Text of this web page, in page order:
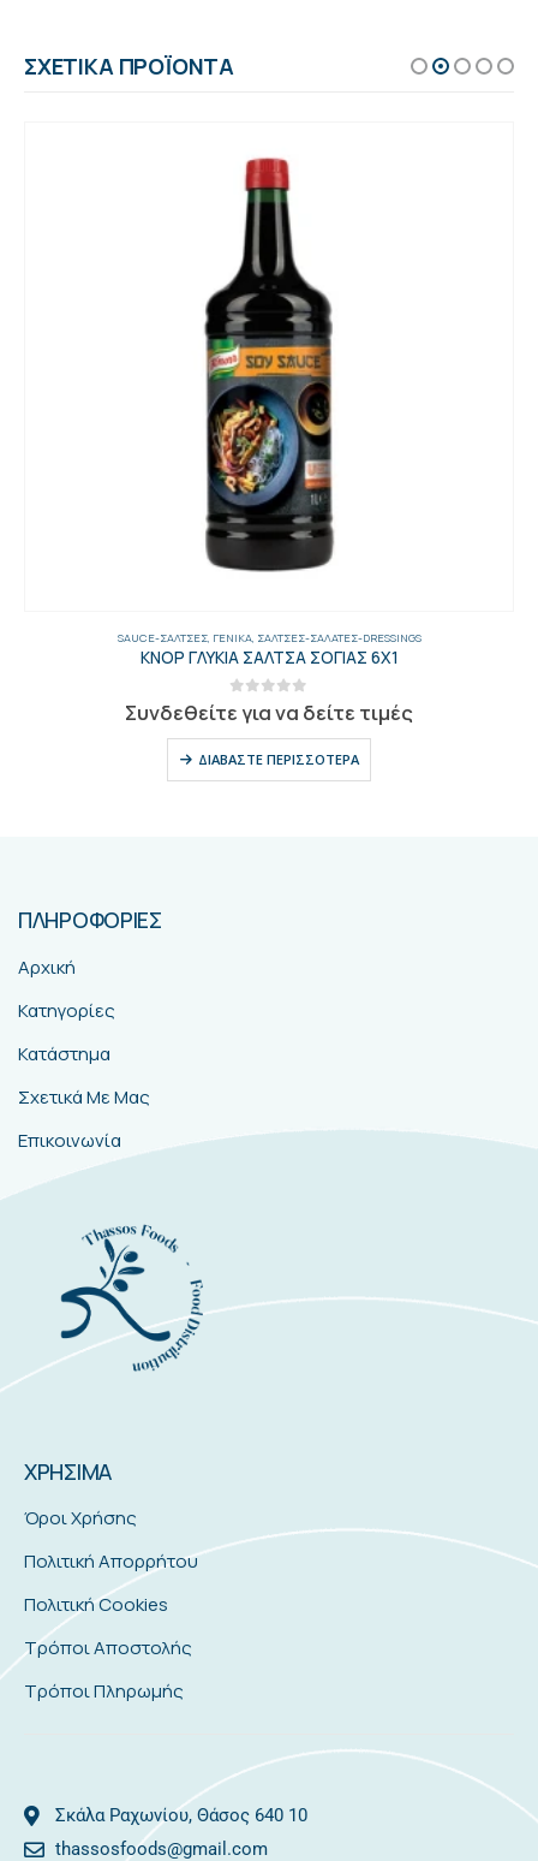
ΣΧΕΤΙΚΆ ΠΡΟΪΌΝΤΑ
SAUCE-ΣΆΛΤΣΕΣ, ΓΕΝΙΚΑ, ΣΆΛΤΣΕΣ-ΣΑΛΆΤΕΣ-DRESSINGS
ΚΝΟΡ ΓΛΥΚΙΑ ΣΑΛΤΣΑ ΣΟΓΙΑΣ 6Χ1
out of 5
Συνδεθείτε για να δείτε τιμές
ΔΙΑΒΆΣΤΕ ΠΕΡΙΣΣΌΤΕΡΑ
ΠΛΗΡΟΦΟΡΙΕΣ
Αρχική
Κατηγορίες
Κατάστημα
Σχετικά Με Μας
Επικοινωνία
ΧΡΗΣΙΜΑ
Όροι Χρήσης
Πολιτική Απορρήτου
Πολιτική Cookies
Τρόποι Αποστολής
Τρόποι Πληρωμής
Σκάλα Ραχωνίου, Θάσος 640 10
thassosfoods@gmail.com